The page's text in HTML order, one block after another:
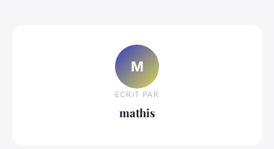
M
ECRIT PAR
mathis